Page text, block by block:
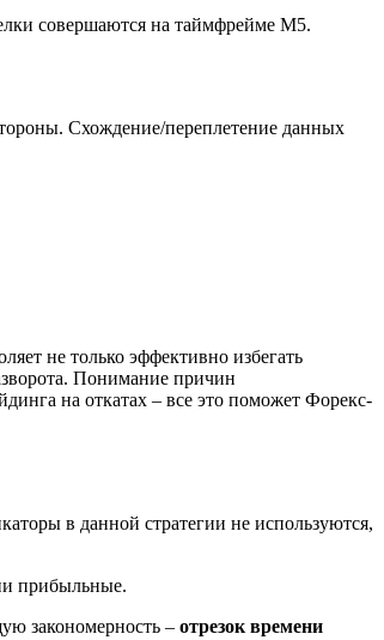
совершаются на таймфрейме M5.
Схождение/переплетение данных
не только эффективно избегать
Понимание причин
на откатах – все это поможет Форекс-
в данной стратегии не используются,
прибыльные.
закономерность – отрезок времени